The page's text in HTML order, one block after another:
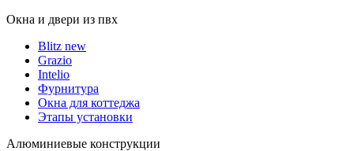
Окна и двери из пвх
Blitz new
Grazio
Intelio
Фурнитура
Окна для коттеджа
Этапы установки
Алюминиевые конструкции